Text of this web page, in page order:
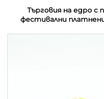
Търговия на едро с
фестивални